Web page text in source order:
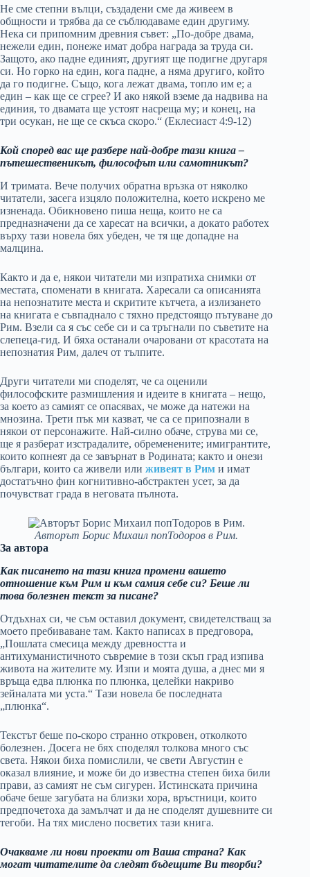
Не сме степни вълци, създадени сме да живеем в
общности и трябва да се съблюдаваме един другиму.
Нека си припомним древния съвет: „По-добре двама,
нежели един, понеже имат добра награда за труда си.
Защото, ако падне единият, другият ще подигне другаря
си. Но горко на един, кога падне, а няма другиго, който
да го подигне. Също, кога лежат двама, топло им е; а
един – как ще се сгрее? И ако някой вземе да надвива на
единия, то двамата ще устоят насреща му; и конец, на
три осукан, не ще се скъса скоро.“ (Еклесиаст 4:9-12)
Кой според вас ще разбере най-добре тази книга –
пътешественикът, философът или самотникът?
И тримата. Вече получих обратна връзка от няколко
читатели, засега изцяло положителна, което искрено ме
изненада. Обикновено пиша неща, които не са
предназначени да се харесат на всички, а докато работех
върху тази новела бях убеден, че тя ще допадне на
малцина.
Както и да е, някои читатели ми изпратиха снимки от
местата, споменати в книгата. Харесали са описанията
на непознатите места и скритите кътчета, а излизането
на книгата е съвпаднало с тяхно предстоящо пътуване до
Рим. Взели са я със себе си и са тръгнали по съветите на
слепеца-гид. И бяха останали очаровани от красотата на
непознатия Рим, далеч от тълпите.
Други читатели ми споделят, че са оценили
философските размишления и идеите в книгата – нещо,
за което аз самият се опасявах, че може да натежи на
мнозина. Трети пък ми казват, че са се припознали в
някои от персонажите. Най-силно обаче, струва ми се,
ще я разберат изстрадалите, обременените; имигрантите,
които копнеят да се завърнат в Родината; както и онези
българи, които са живели или живеят в Рим и имат
достатъчно фин когнитивно-абстрактен усет, за да
почувстват града в неговата пълнота.
Авторът Борис Михаил попТодоров в Рим.
За автора
Как писането на тази книга промени вашето
отношение към Рим и към самия себе си? Беше ли
това болезнен текст за писане?
Отдъхнах си, че съм оставил документ, свидетелстващ за
моето пребиваване там. Както написах в предговора,
„Пошлата смесица между древността и
антихуманистичното съвремие в този скъп град изпива
живота на жителите му. Изпи и моята душа, а днес ми я
връща едва плюнка по плюнка, целейки накриво
зейналата ми уста.“ Тази новела бе последната
„плюнка“.
Текстът беше по-скоро странно откровен, отколкото
болезнен. Досега не бях споделял толкова много със
света. Някои биха помислили, че свети Августин е
оказал влияние, и може би до известна степен биха били
прави, аз самият не съм сигурен. Истинската причина
обаче беше загубата на близки хора, връстници, които
предпочетоха да замълчат и да не споделят душевните си
тегоби. На тях мислено посветих тази книга.
Очакваме ли нови проекти от Ваша страна? Как
могат читателите да следят бъдещите Ви творби?